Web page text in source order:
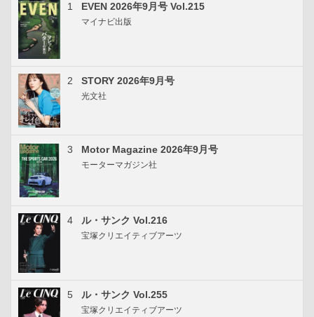
1 EVEN 2026年9月号 Vol.215
マイナビ出版
2 STORY 2026年9月号
光文社
3 Motor Magazine 2026年9月号
モーターマガジン社
4 ル・サンク Vol.216
宝塚クリエイティブアーツ
5 ル・サンク Vol.255
宝塚クリエイティブアーツ